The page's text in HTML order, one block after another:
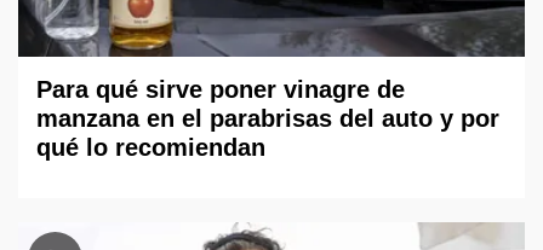
Para qué sirve poner vinagre de
manzana en el parabrisas del auto y por
qué lo recomiendan